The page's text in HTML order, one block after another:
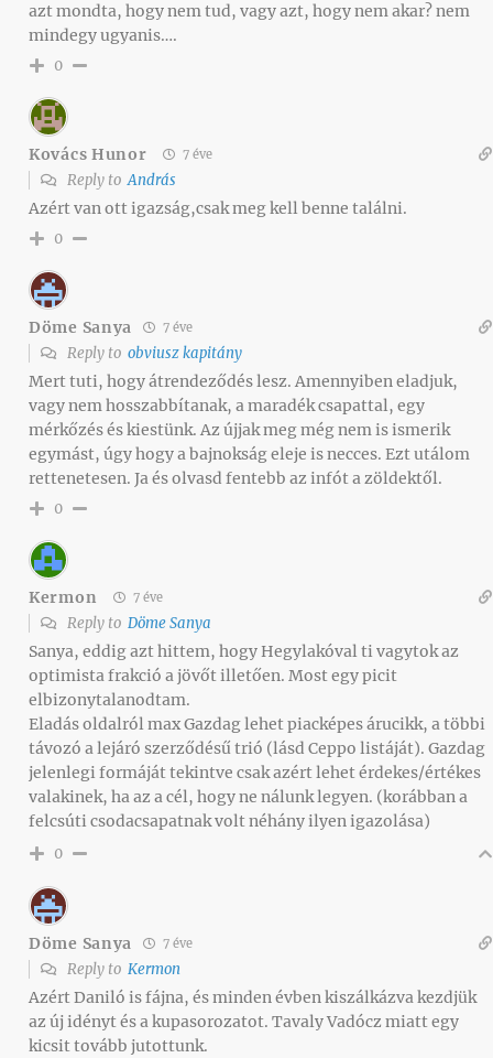
azt mondta, hogy nem tud, vagy azt, hogy nem akar? nem
mindegy ugyanis….
0
Kovács Hunor 7 éve
Reply toAndrás
Azért van ott igazság,csak meg kell benne találni.
0
Döme Sanya 7 éve
Reply to obviusz kapitány
Mert tuti, hogy átrendeződés lesz. Amennyiben eladjuk,
vagy nem hosszabbítanak, a maradék csapattal, egy
mérkőzés és kiestünk. Az újjak meg még nem is ismerik
egymást, úgy hogy a bajnokság eleje is necces. Ezt utálom
rettenetesen. Ja és olvasd fentebb az infót a zöldektől.
0
Kermon 7 éve
Reply to Döme Sanya
Sanya, eddig azt hittem, hogy Hegylakóval ti vagytok az
optimista frakció a jövőt illetően. Most egy picit
elbizonytalanodtam.
Eladás oldalról max Gazdag lehet piacképes árucikk, a többi
távozó a lejáró szerződésű trió (lásd Ceppo listáját). Gazdag
jelenlegi formáját tekintve csak azért lehet érdekes/értékes
valakinek, ha az a cél, hogy ne nálunk legyen. (korábban a
felcsúti csodacsapatnak volt néhány ilyen igazolása)
0
Döme Sanya 7 éve
Reply to Kermon
Azért Daniló is fájna, és minden évben kiszálkázva kezdjük
az új idényt és a kupasorozatot. Tavaly Vadócz miatt egy
kicsit tovább jutottunk.